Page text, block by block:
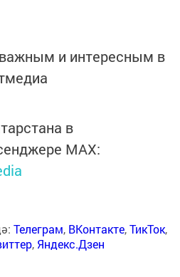
и интересным в
в
MАХ:
Телеграм, ВКонтакте,ТикТок,
, Яндекс.Дзен